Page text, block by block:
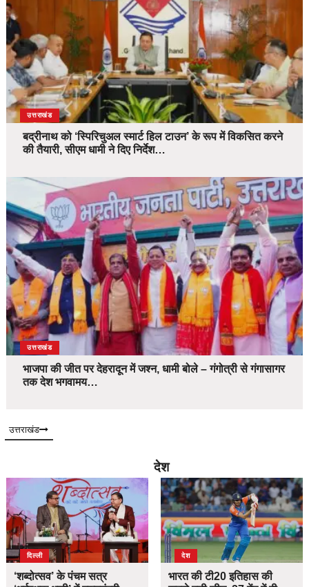
उत्तराखंड
बद्रीनाथ को ‘स्पिरिचुअल स्मार्ट हिल टाउन’ के रूप में विकसित करने
की तैयारी, सीएम धामी ने दिए निर्देश…
उत्तराखंड
भाजपा की जीत पर देहरादून में जश्न, धामी बोले – गंगोत्री से गंगासागर
तक देश भगवामय…
उत्तराखंड
देश
दिल्ली
‘शब्दोत्सव’ के पंचम सत्र
देश
भारत की टी20 इतिहास की